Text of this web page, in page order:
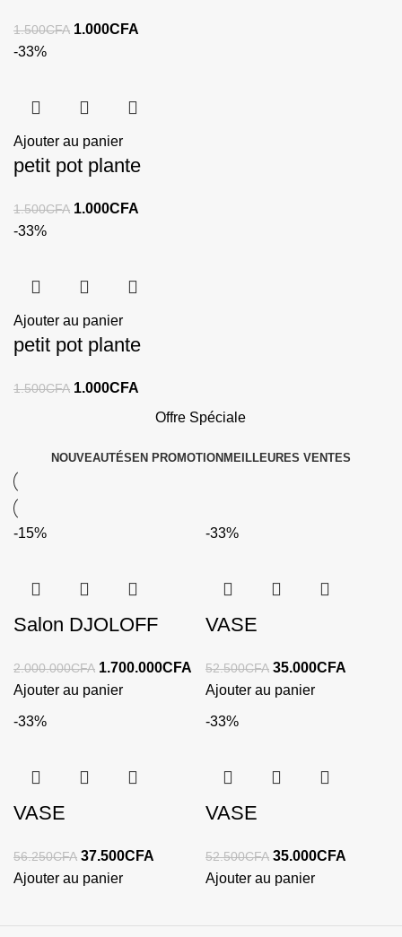
1.500CFA 1.000CFA
-33%
Ajouter au panier
petit pot plante
1.500CFA 1.000CFA
-33%
Ajouter au panier
petit pot plante
1.500CFA 1.000CFA
Offre Spéciale
NOUVEAUTÉSEN PROMOTIONMEILLEURES VENTES
-15%
Salon DJOLOFF
2.000.000CFA 1.700.000CFA
Ajouter au panier
-33%
VASE
52.500CFA 35.000CFA
Ajouter au panier
-33%
VASE
56.250CFA 37.500CFA
Ajouter au panier
-33%
VASE
52.500CFA 35.000CFA
Ajouter au panier